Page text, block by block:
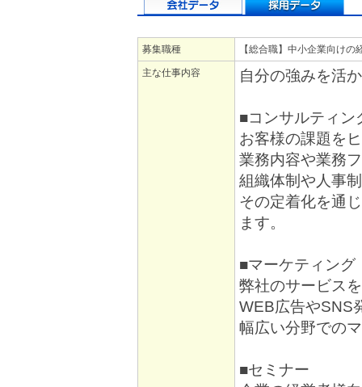
募集職種 【総合職】中小企業向けの
主な仕事内容 自分の強みを活
■コンサルティン
お客様の課題を
業務内容や業務
組織体制や人事
その定着化を通
ます。
■マーケティング
弊社のサービス
WEB広告やSNS
幅広い分野での
■セミナー